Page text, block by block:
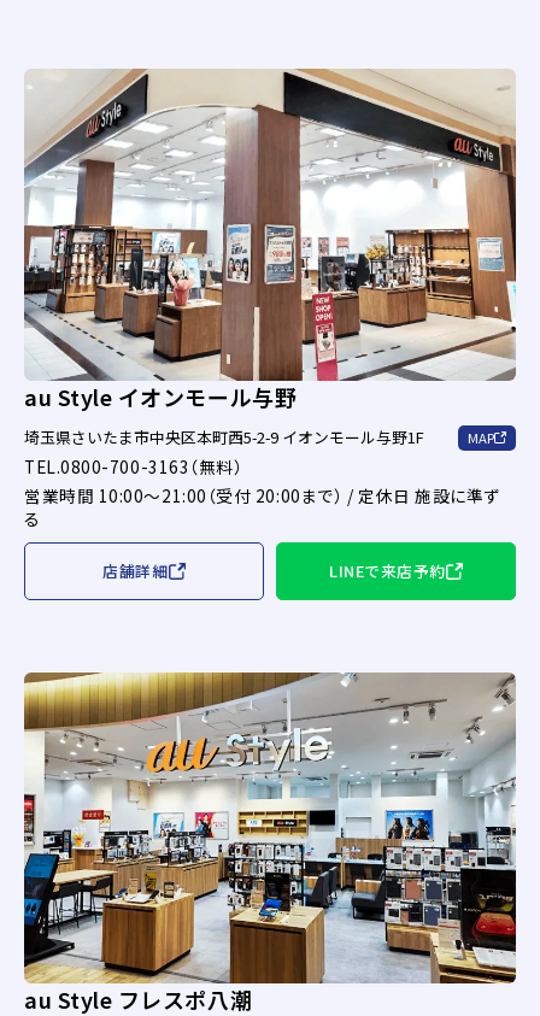
au Style イオンモール与野
埼玉県さいたま市中央区本町西5-2-9 イオンモール与野1F MAP
TEL.0800-700-3163（無料）
営業時間 10:00～21:00（受付 20:00まで） / 定休日 施設に準ず
る
店舗詳細 LINEで来店予約
au Style フレスポ八潮